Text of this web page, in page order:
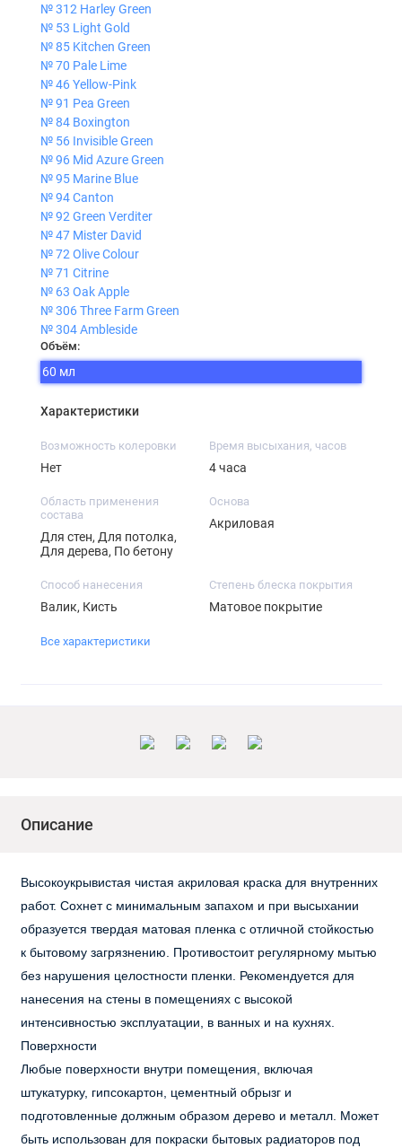
№ 312 Harley Green
№ 53 Light Gold
№ 85 Kitchen Green
№ 70 Pale Lime
№ 46 Yellow-Pink
№ 91 Pea Green
№ 84 Boxington
№ 56 Invisible Green
№ 96 Mid Azure Green
№ 95 Marine Blue
№ 94 Canton
№ 92 Green Verditer
№ 47 Mister David
№ 72 Olive Colour
№ 71 Citrine
№ 63 Oak Apple
№ 306 Three Farm Green
№ 304 Ambleside
Объём:
60 мл
Характеристики
Возможность колеровки
Нет
Время высыхания, часов
4 часа
Область применения
состава
Для стен, Для потолка,
Для дерева, По бетону
Основа
Акриловая
Способ нанесения
Валик, Кисть
Степень блеска покрытия
Матовое покрытие
Все характеристики
Описание
Высокоукрывистая чистая акриловая краска для внутренних
работ. Сохнет с минимальным запахом и при высыхании
образуется твердая матовая пленка с отличной стойкостью
к бытовому загрязнению. Противостоит регулярному мытью
без нарушения целостности пленки. Рекомендуется для
нанесения на стены в помещениях с высокой
интенсивностью эксплуатации, в ванных и на кухнях.
Поверхности
Любые поверхности внутри помещения, включая
штукатурку, гипсокартон, цементный обрызг и
подготовленные должным образом дерево и металл. Может
быть использован для покраски бытовых радиаторов под